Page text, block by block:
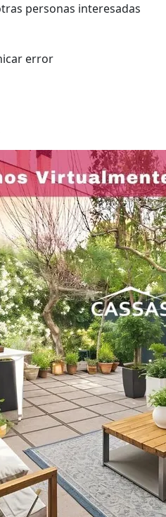
personas interesadas
error